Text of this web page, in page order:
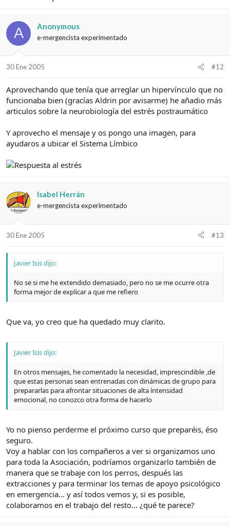
A Anonymous
e-mergencista experimentado
30 Ene 2005 #12
Aprovechando que tenía que arreglar un hipervínculo que no
funcionaba bien (gracías Aldrin por avisarme) he añadio más
articulos sobre la neurobiología del estrés postraumático
Y aprovecho el mensaje y os pongo una imagen, para
ayudaros a ubicar el Sistema Límbico
Isabel Herrán
e-mergencista experimentado
30 Ene 2005 #13
Javier Isis dijo:
No se si me he extendido demasiado, pero no se me ocurre otra
forma mejor de explicar a que me refiero
Que va, yo creo que ha quedado muy clarito.
Javier Isis dijo:
En otros mensajes, he comentado la necesidad, imprescindible ,de
que estas personas sean entrenadas con dinámicas de grupo para
prepararlas para afrontar situaciones de alta íntensidad
emocional, no conozco otra forma de hacerlo
Yo no pienso perderme el próximo curso que preparéis, éso
seguro.
Voy a hablar con los compañeros a ver si organizamos uno
para toda la Asociación, podríamos organizarlo también de
manera que se trabaje con los perros, después las
extracciones y para terminar los temas de apoyo psicológico
en emergencia... y así todos vemos y, si es posible,
colaboramos en el trabajo del resto... ¿qué te parece?